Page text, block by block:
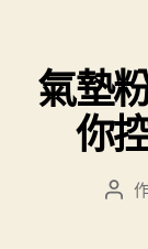
氣墊
你
文